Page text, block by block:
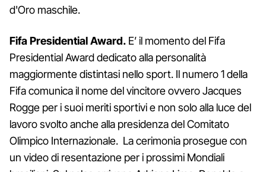
d'Oro maschile.
Fifa Presidential Award. E’ il momento del Fifa
Presidential Award dedicato alla personalità
maggiormente distintasi nello sport. Il numero 1 della
Fifa comunica il nome del vincitore ovvero Jacques
Rogge per i suoi meriti sportivi e non solo alla luce del
lavoro svolto anche alla presidenza del Comitato
Olimpico Internazionale. La cerimonia prosegue con
un video di resentazione per i prossimi Mondiali